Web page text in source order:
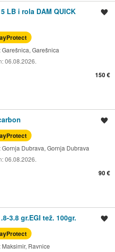
LB i rola DAM QUICK
Garešnica, Garešnica
06.08.2026.
150 €
Gornja Dubrava, Gornja Dubrava
06.08.2026.
90 €
3.8 gr.EGI tež. 100gr.
Maksimir, Ravnice